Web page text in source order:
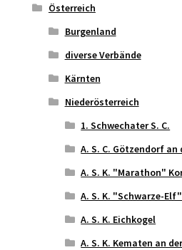
Österreich
Burgenland
diverse Verbände
Kärnten
Niederösterreich
1. Schwechater S. C.
A. S. C. Götzendorf an
A. S. K. "Marathon"
A. S. K. "Schwarze-
A. S. K. Eichkogel
A. S. K. Kematen an